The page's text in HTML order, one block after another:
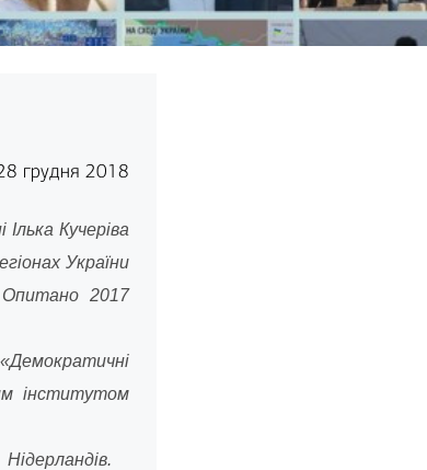
грудня 2018
Кучеріва
України
Опитано 2017
інститутом